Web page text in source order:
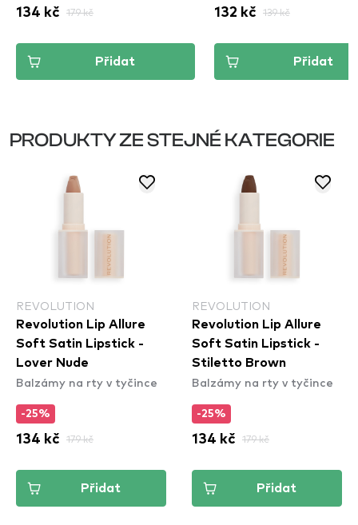
134 kč 179 kč
Přidat
132 kč 139 kč
Přidat
PRODUKTY ZE STEJNÉ KATEGORIE
REVOLUTION
Revolution Lip Allure
Soft Satin Lipstick -
Lover Nude
Balzámy na rty v tyčince
-25%
134 kč 179 kč
Přidat
REVOLUTION
Revolution Lip Allure
Soft Satin Lipstick -
Stiletto Brown
Balzámy na rty v tyčince
-25%
134 kč 179 kč
Přidat